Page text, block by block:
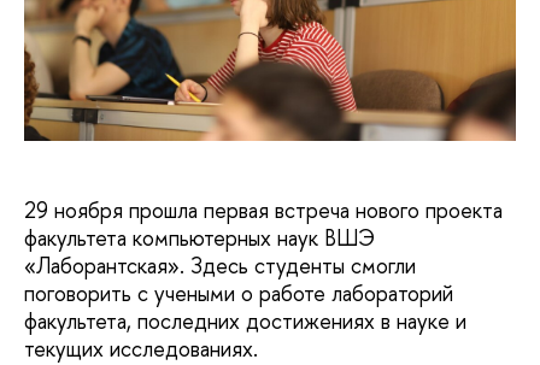
29 ноября прошла первая встреча нового проекта
факультета компьютерных наук ВШЭ
«Лаборантская». Здесь студенты смогли
поговорить с учеными о работе лабораторий
факультета, последних достижениях в науке и
текущих исследованиях.